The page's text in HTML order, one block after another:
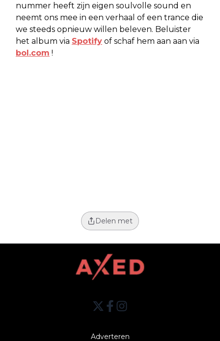
nummer heeft zijn eigen soulvolle sound en
neemt ons mee in een verhaal of een trance die
we steeds opnieuw willen beleven. Beluister
het album via Spotify of schaf hem aan aan via
bol.com !
Delen met
Adverteren